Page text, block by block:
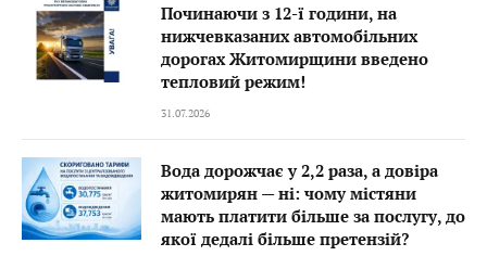
Починаючи з 12-ї години, на
нижчевказаних автомобільних
дорогах Житомирщини введено
тепловий режим!
31.07.2026
Вода дорожчає у 2,2 раза, а довіра
житомирян — ні: чому містяни
мають платити більше за послугу, до
якої дедалі більше претензій?